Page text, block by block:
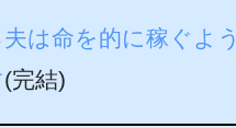
は命を的に稼ぐよう
(完結)